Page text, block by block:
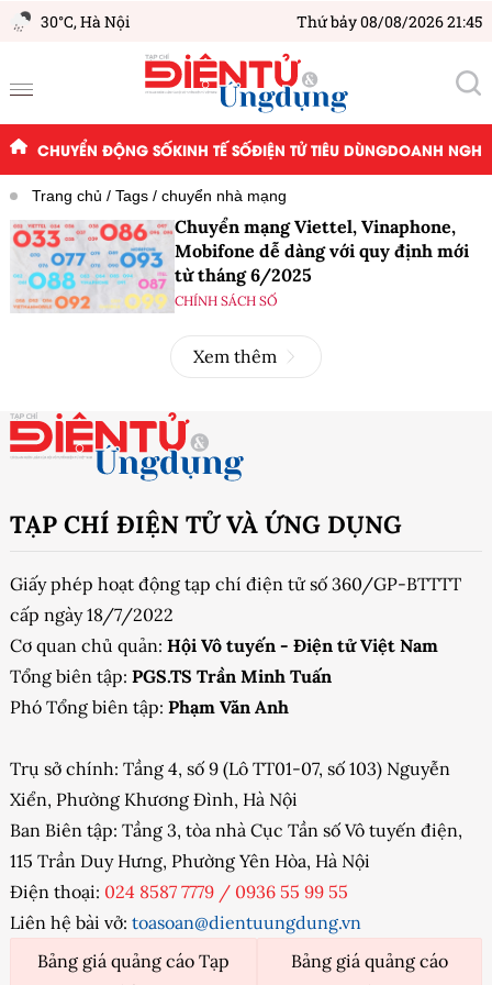
30°C,Hà Nội Thứ bảy 08/08/2026 21:45
CHUYỂN ĐỘNG SỐKINH TẾ SỐĐIỆN TỬ TIÊU DÙNGDOANH
Trang chủ Tags chuyển nhà mạng
Chuyển mạng Viettel, Vinaphone,
Mobifone dễ dàng với quy định mới
từ tháng 6/2025
CHÍNH SÁCH SỐ
Xem thêm
TẠP CHÍ ĐIỆN TỬ VÀ ỨNG DỤNG
Giấy phép hoạt động tạp chí điện tử số 360/GP-BTTTT
cấp ngày 18/7/2022
Cơ quan chủ quản: Hội Vô tuyến - Điện tử Việt Nam
Tổng biên tập: PGS.TS Trần Minh Tuấn
Phó Tổng biên tập: Phạm Văn Anh
Trụ sở chính: Tầng 4, số 9 (Lô TT01-07, số 103) Nguyễn
Xiển, Phường Khương Đình, Hà Nội
Ban Biên tập: Tầng 3, tòa nhà Cục Tần số Vô tuyến điện,
115 Trần Duy Hưng, Phường Yên Hòa, Hà Nội
Điện thoại: 024 8587 7779 / 0936 55 99 55
Liên hệ bài vở: toasoan@dientuungdung.vn
Bảng giá quảng cáo Tạp
Bảng giá quảng cáo